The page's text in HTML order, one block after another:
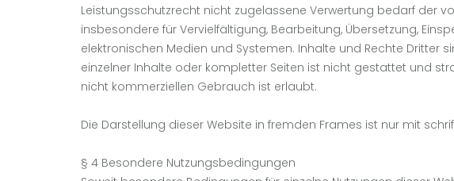
Leistungsschutzrecht nicht zugelassene Verwertung bedarf der
insbesondere für Vervielfältigung, Bearbeitung, Übersetzung,
elektronischen Medien und Systemen. Inhalte und Rechte
einzelner Inhalte oder kompletter Seiten ist nicht gestattet und
nicht kommerziellen Gebrauch ist erlaubt.
Die Darstellung dieser Website in fremden Frames ist nur mit
§ 4 Besondere Nutzungsbedingungen